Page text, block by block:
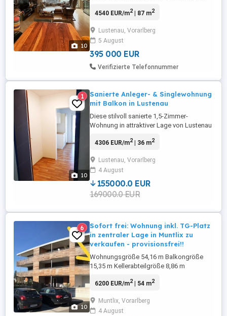
10
Berge. Wohnfläche: 87,29 m Terrasse: ca.
Kellerersatzraum (6,5 m ) hinterm Carport
Baujahr: 2001 Adresse: Kellerackerstraße
19, 6890 Lustenau ...
4540 EUR/m2| 87 m2
Lustenau, Vorarlberg
5 August
395 000 EUR
Verifizierte Telefonnummer
10
1
Sanierte Anleger- & Singlewohnung
mit Balkon in Lustenau
Diese stilvoll sanierte 1,5-Zimmer-
Wohnung in attraktiver Lage von Lustenau
modernem Wohnkomfort, guter
als Kapitalanlage, gemütliches Zuhause
für Singles oder ideale Wohnung für
Grenzgänger diese Immobilie überzeugt
auf ...
4306 EUR/m2| 36 m2
Lustenau, Vorarlberg
4 August
155000.0 EUR
169000.0 EUR
10
6
Sofort frei: Wohnung inkl. TG-Platz
in zentraler Lage in Muntlix zu
verkaufen - provisionsfrei!!
Wohnungsgröße 54,16 m Balkongröße
15,35 m Kellerabteilgröße 8,86 m
monatliche Betriebskosten: Whg 172,36
monatliche Rücklagen: Wohnung 55,47 +
TG-PLatz 5,46 1. Obergeschoß
6200 EUR/m2| 54 m2
Muntlix, Vorarlberg
4 August